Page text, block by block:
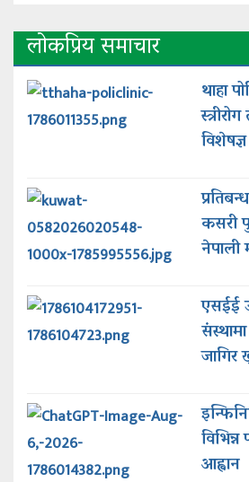
लोकप्रिय समाचार
थाहा
कसरी
नेपाली
एसईई
जागिर
आह्वान